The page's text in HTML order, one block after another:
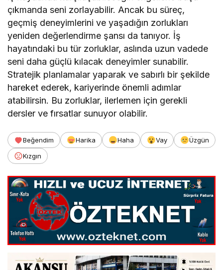
çıkmanda seni zorlayabilir. Ancak bu süreç,
geçmiş deneyimlerini ve yaşadığın zorlukları
yeniden değerlendirme şansı da tanıyor. İş
hayatındaki bu tür zorluklar, aslında uzun vadede
seni daha güçlü kılacak deneyimler sunabilir.
Stratejik planlamalar yaparak ve sabırlı bir şekilde
hareket ederek, kariyerinde önemli adımlar
atabilirsin. Bu zorluklar, ilerlemen için gerekli
dersler ve fırsatlar sunuyor olabilir.
Beğendim Harika Haha Vay
Üzgün
Kızgın